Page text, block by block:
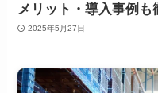
メリット・導入事例も
2025年5月27日